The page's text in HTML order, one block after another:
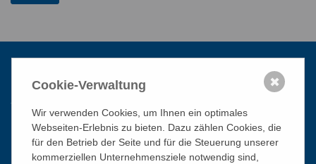
Kontakt
Katholisches Bildungswerk Wien
1010 Wien, Stephansplatz 3
Cookie-Verwaltung
Wir verwenden Cookies, um Ihnen ein optimales
Webseiten-Erlebnis zu bieten. Dazu zählen Cookies, die
für den Betrieb der Seite und für die Steuerung unserer
kommerziellen Unternehmensziele notwendig sind,
✖